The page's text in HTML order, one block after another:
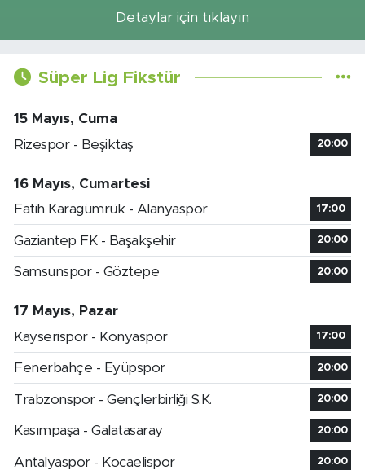
Detaylar için tıklayın
Süper Lig Fikstür
15 Mayıs, Cuma
Rizespor - Beşiktaş
20:00
16 Mayıs, Cumartesi
Fatih Karagümrük - Alanyaspor
17:00
Gaziantep FK - Başakşehir 20:00
Samsunspor - Göztepe 20:00
17 Mayıs, Pazar
Kayserispor - Konyaspor
17:00
Fenerbahçe - Eyüpspor 20:00
Trabzonspor - Gençlerbirliği S.K. 20:00
Kasımpaşa - Galatasaray 20:00
Antalyaspor - Kocaelispor 20:00